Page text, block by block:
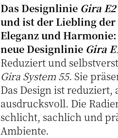
Das Designlinie Gira E2
und ist der Liebling
Eleganz und
neue Designlinie Gira
Reduziert und
Gira System 55. Sie
Das Design ist
ausdrucksvoll. Die
schlicht, sachlich und
Ambiente.